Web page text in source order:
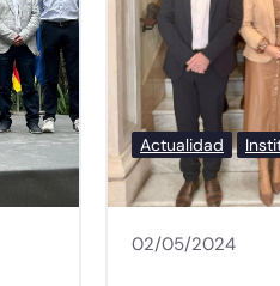
Actualidad
02/05/2024